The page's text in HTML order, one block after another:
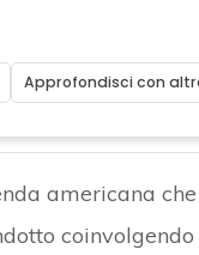
Approfondisci con
americana